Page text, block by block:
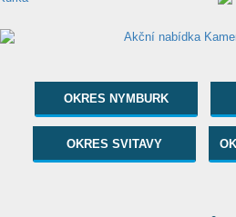
OKRES NYMBURK
OKRES SVITAVY